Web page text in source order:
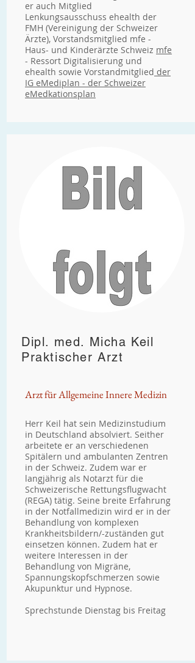
er auch Mitglied
Lenkungsausschuss ehealth der
FMH (Vereinigung der Schweizer
Ärzte), Vorstandsmitglied mfe -
Haus- und Kinderärzte Schweiz mfe
- Ressort Digitalisierung und
ehealth sowie Vorstandmitglied der
IG eMediplan - der Schweizer
eMedkationsplan
Dipl. med. Micha Keil
Praktischer Arzt
Arzt für Allgemeine Innere Medizin
Herr Keil hat sein Medizinstudium
in Deutschland absolviert. Seither
arbeitete er an verschiedenen
Spitälern und ambulanten Zentren
in der Schweiz. Zudem war er
langjährig als Notarzt für die
Schweizerische Rettungsflugwacht
(REGA) tätig. Seine breite Erfahrung
in der Notfallmedizin wird er in der
Behandlung von komplexen
Krankheitsbildern/-zuständen gut
einsetzen können. Zudem hat er
weitere Interessen in der
Behandlung von Migräne,
Spannungskopfschmerzen sowie
Akupunktur und Hypnose.
Sprechstunde Dienstag bis Freitag